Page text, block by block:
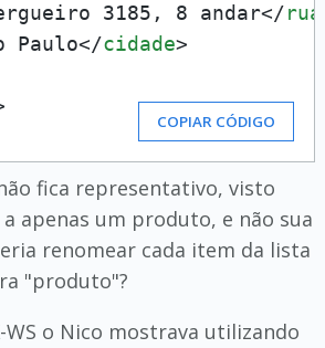
3185, 8 andar</rua
Paulo</cidade>
COPIAR CÓDIGO
fica representativo, visto
apenas um produto, e não sua
renomear cada item da lista
"produto"?
WS o Nico mostrava utilizando